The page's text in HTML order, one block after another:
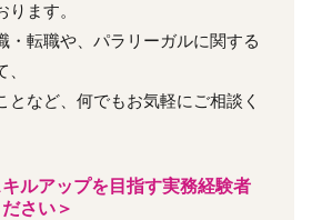
ます。
・転職や、パラリーガルに関する
となど、何でもお気軽にご相談く
ルアップを目指す実務経験者
さい＞